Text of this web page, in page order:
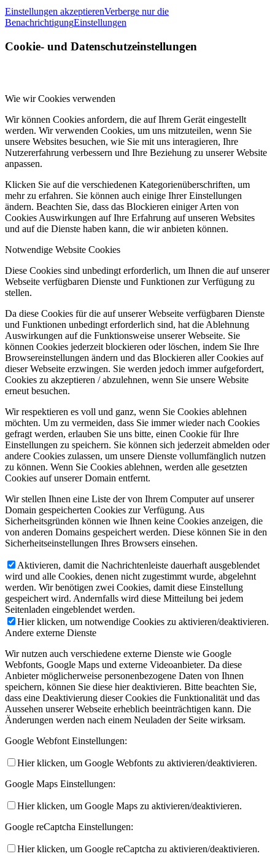
Einstellungen akzeptierenVerberge nur die
BenachrichtigungEinstellungen
Cookie- und Datenschutzeinstellungen
Wie wir Cookies verwenden
Wir können Cookies anfordern, die auf Ihrem Gerät eingestellt
werden. Wir verwenden Cookies, um uns mitzuteilen, wenn Sie
unsere Websites besuchen, wie Sie mit uns interagieren, Ihre
Nutzererfahrung verbessern und Ihre Beziehung zu unserer Website
anpassen.
Klicken Sie auf die verschiedenen Kategorienüberschriften, um
mehr zu erfahren. Sie können auch einige Ihrer Einstellungen
ändern. Beachten Sie, dass das Blockieren einiger Arten von
Cookies Auswirkungen auf Ihre Erfahrung auf unseren Websites
und auf die Dienste haben kann, die wir anbieten können.
Notwendige Website Cookies
Diese Cookies sind unbedingt erforderlich, um Ihnen die auf unserer
Webseite verfügbaren Dienste und Funktionen zur Verfügung zu
stellen.
Da diese Cookies für die auf unserer Webseite verfügbaren Dienste
und Funktionen unbedingt erforderlich sind, hat die Ablehnung
Auswirkungen auf die Funktionsweise unserer Webseite. Sie
können Cookies jederzeit blockieren oder löschen, indem Sie Ihre
Browsereinstellungen ändern und das Blockieren aller Cookies auf
dieser Webseite erzwingen. Sie werden jedoch immer aufgefordert,
Cookies zu akzeptieren / abzulehnen, wenn Sie unsere Website
erneut besuchen.
Wir respektieren es voll und ganz, wenn Sie Cookies ablehnen
möchten. Um zu vermeiden, dass Sie immer wieder nach Cookies
gefragt werden, erlauben Sie uns bitte, einen Cookie für Ihre
Einstellungen zu speichern. Sie können sich jederzeit abmelden oder
andere Cookies zulassen, um unsere Dienste vollumfänglich nutzen
zu können. Wenn Sie Cookies ablehnen, werden alle gesetzten
Cookies auf unserer Domain entfernt.
Wir stellen Ihnen eine Liste der von Ihrem Computer auf unserer
Domain gespeicherten Cookies zur Verfügung. Aus
Sicherheitsgründen können wie Ihnen keine Cookies anzeigen, die
von anderen Domains gespeichert werden. Diese können Sie in den
Sicherheitseinstellungen Ihres Browsers einsehen.
Aktivieren, damit die Nachrichtenleiste dauerhaft ausgeblendet
wird und alle Cookies, denen nicht zugestimmt wurde, abgelehnt
werden. Wir benötigen zwei Cookies, damit diese Einstellung
gespeichert wird. Andernfalls wird diese Mitteilung bei jedem
Seitenladen eingeblendet werden.
Hier klicken, um notwendige Cookies zu aktivieren/deaktivieren.
Andere externe Dienste
Wir nutzen auch verschiedene externe Dienste wie Google
Webfonts, Google Maps und externe Videoanbieter. Da diese
Anbieter möglicherweise personenbezogene Daten von Ihnen
speichern, können Sie diese hier deaktivieren. Bitte beachten Sie,
dass eine Deaktivierung dieser Cookies die Funktionalität und das
Aussehen unserer Webseite erheblich beeinträchtigen kann. Die
Änderungen werden nach einem Neuladen der Seite wirksam.
Google Webfont Einstellungen:
Hier klicken, um Google Webfonts zu aktivieren/deaktivieren.
Google Maps Einstellungen:
Hier klicken, um Google Maps zu aktivieren/deaktivieren.
Google reCaptcha Einstellungen:
Hier klicken, um Google reCaptcha zu aktivieren/deaktivieren.